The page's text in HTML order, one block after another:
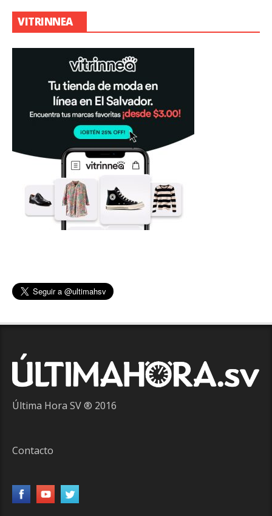
VITRINNEA
Última Hora SV ® 2016
Contacto